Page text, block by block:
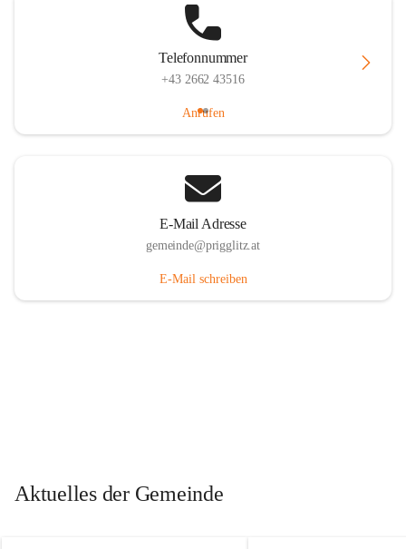
Telefonnummer
+43 2662 43516
Anrufen
E-Mail Adresse
gemeinde@prigglitz.at
E-Mail schreiben
Aktuelles der Gemeinde